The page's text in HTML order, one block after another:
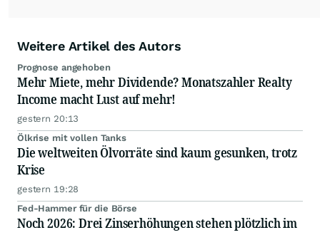
Weitere Artikel des Autors
Prognose angehoben
Mehr Miete, mehr Dividende? Monatszahler Realty
Income macht Lust auf mehr!
gestern 20:13
Ölkrise mit vollen Tanks
Die weltweiten Ölvorräte sind kaum gesunken, trotz
Krise
gestern 19:28
Fed-Hammer für die Börse
Noch 2026: Drei Zinserhöhungen stehen plötzlich im